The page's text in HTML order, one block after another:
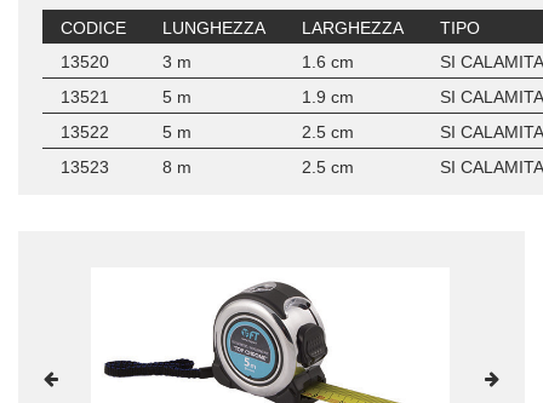
CODICE LUNGHEZZA LARGHEZZA
TIPO
13520
3 m 1.6 cm
SI CALAMITA
13521
5 m 1.9 cm
SI CALAMITA
13522
5 m 2.5 cm
SI CALAMITA
13523
8 m 2.5 cm SI CALAMITA